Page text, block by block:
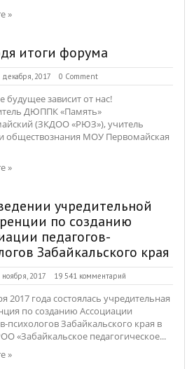
»
итоги форума
декабря, 2017 0 Comment
будущее зависит от нас!
ДЮППК «Память»
(ЗКДОО «РЮЗ»), учитель
обществознания МОУ Первомайская
»
учредительной
по созданию
педагогов-
Забайкальского края
ноября, 2017 19 541 комментарий
2017 года состоялась учредительная
по созданию Ассоциации
психологов Забайкальского края в
«Забайкальское педагогическое...
»